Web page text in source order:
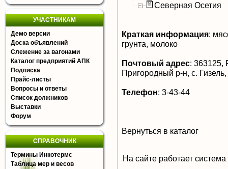
УЧАСТНИКАМ
Демо версии
Доска объявлений
Слежение за вагонами
Каталог предприятий АПК
Подписка
Прайс-листы
Вопросы и ответы
Список должников
Выставки
Форум
СПРАВОЧНИК
Термины Инкотермс
Таблица мер и весов
Северная Осетия
Краткая информация:
грунта, молоко
Почтовый адрес: 363125,
Пригородный р-н, с.
Телефон: 3-43-44
Вернуться в каталог
На сайте работает